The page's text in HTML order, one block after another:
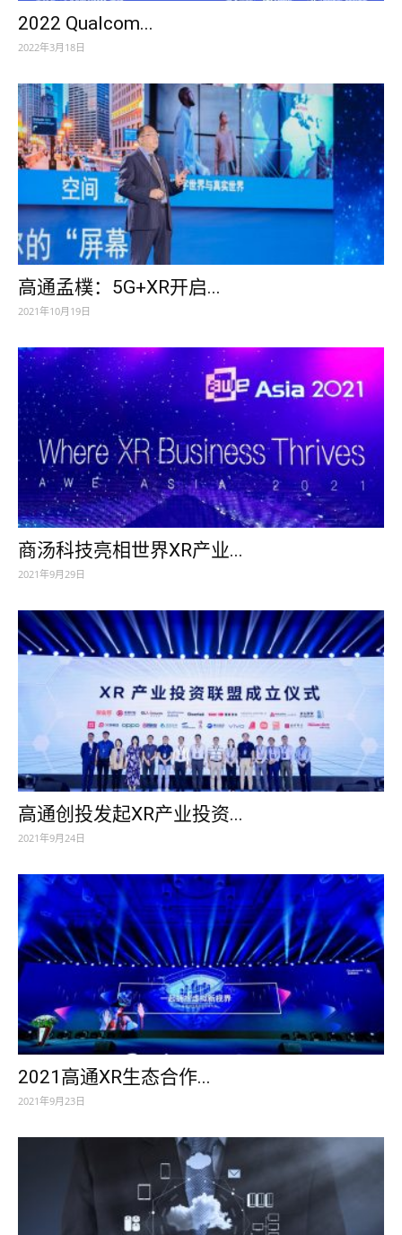
2022 Qualcom...
2022年3月18日
高通孟樸：5G+XR开启...
2021年10月19日
商汤科技亮相世界XR产业...
2021年9月29日
高通创投发起XR产业投资...
2021年9月24日
2021高通XR生态合作...
2021年9月23日